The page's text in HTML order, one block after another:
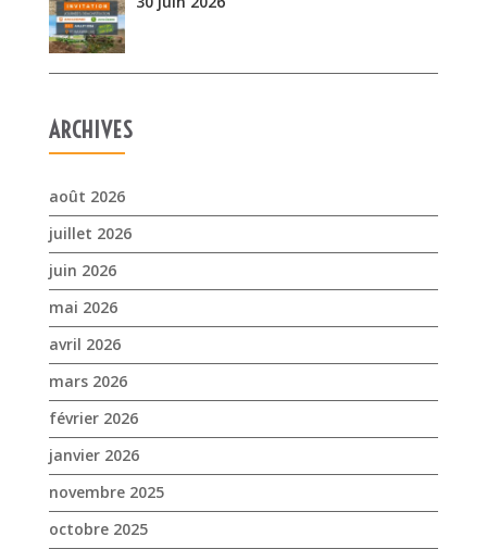
août 2026
juillet 2026
mai 2026
mars 2026
février 2026
janvier 2026
novembre 2025
octobre 2025
septembre 2025
juillet 2025
avril 2025
mars 2025
février 2025